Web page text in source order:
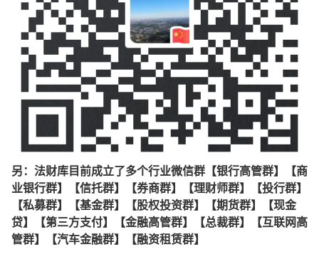
另：法财库目前成立了多个行业微信群【银行高管群】【商
业银行群】【信托群】【券商群】【理财师群】【投行群】
【私募群】【基金群】【股权投资群】【期货群】【现金
贷】【第三方支付】【金融高管群】【总裁群】【互联网高
管群】【汽车金融群】【融资租赁群】